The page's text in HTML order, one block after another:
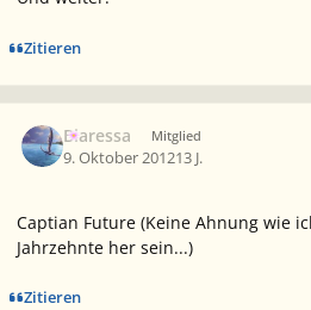
Zitieren
Biaressa Mitglied
9. Oktober 201213 J.
Captian Future (Keine Ahnung wie
Jahrzehnte her sein...)
Zitieren